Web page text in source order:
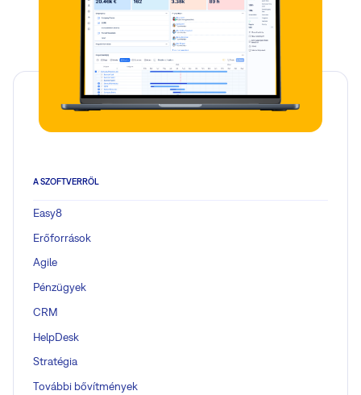
A SZOFTVERRŐL
Easy8
Erőforrások
Agile
Pénzügyek
CRM
HelpDesk
Stratégia
További bővítmények